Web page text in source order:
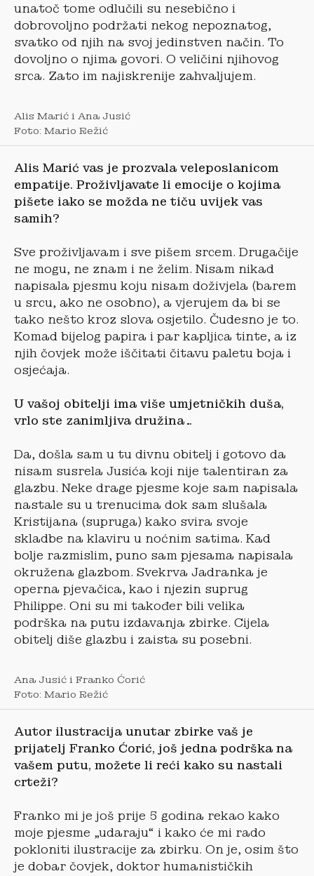
unatoč tome odlučili su nesebično i
dobrovoljno podržati nekog nepoznatog,
svatko od njih na svoj jedinstven način. To
dovoljno o njima govori. O veličini njihovog
srca. Zato im najiskrenije zahvaljujem.
Alis Marić i Ana Jusić
Foto: Mario Režić
Alis Marić vas je prozvala veleposlanicom
empatije. Proživljavate li emocije o kojima
pišete iako se možda ne tiču uvijek vas
samih?
Sve proživljavam i sve pišem srcem. Drugačije
ne mogu, ne znam i ne želim. Nisam nikad
napisala pjesmu koju nisam doživjela (barem
u srcu, ako ne osobno), a vjerujem da bi se
tako nešto kroz slova osjetilo. Čudesno je to.
Komad bijelog papira i par kapljica tinte, a iz
njih čovjek može iščitati čitavu paletu boja i
osjećaja.
U vašoj obitelji ima više umjetničkih duša,
vrlo ste zanimljiva družina…
Da, došla sam u tu divnu obitelj i gotovo da
nisam susrela Jusića koji nije talentiran za
glazbu. Neke drage pjesme koje sam napisala
nastale su u trenucima dok sam slušala
Kristijana (supruga) kako svira svoje
skladbe na klaviru u noćnim satima. Kad
bolje razmislim, puno sam pjesama napisala
okružena glazbom. Svekrva Jadranka je
operna pjevačica, kao i njezin suprug
Philippe. Oni su mi također bili velika
podrška na putu izdavanja zbirke. Cijela
obitelj diše glazbu i zaista su posebni.
Ana Jusić i Franko Ćorić
Foto: Mario Režić
Autor ilustracija unutar zbirke vaš je
prijatelj Franko Ćorić, još jedna podrška na
vašem putu, možete li reći kako su nastali
crteži?
Franko mi je još prije 5 godina rekao kako
moje pjesme „udaraju“ i kako će mi rado
pokloniti ilustracije za zbirku. On je, osim što
je dobar čovjek, doktor humanističkih